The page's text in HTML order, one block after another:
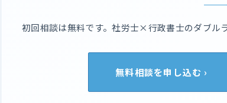
初回相談は無料です。社労士×行政書士のダブル
無料相談を申し込む ›